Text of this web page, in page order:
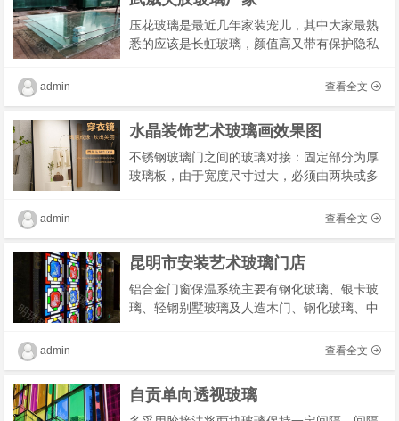
压花玻璃是最近几年家装宠儿，其中大家最熟
悉的应该是长虹玻璃，颜值高又带有保护隐私
查看全文
admin
水晶装饰艺术玻璃画效果图
不锈钢玻璃门之间的玻璃对接：固定部分为厚
玻璃板，由于宽度尺寸过大，必须由两块或多
接处应留有2～3mm的距离。店面要美观、坚
查看全文
admin
昆明市安装艺术玻璃门店
铝合金门窗保温系统主要有钢化玻璃、银卡玻
璃、轻钢别墅玻璃及人造木门、钢化玻璃、中
要用于各类工业厂房的屋顶，对于工业园区和
查看全文
admin
自贡单向透视玻璃